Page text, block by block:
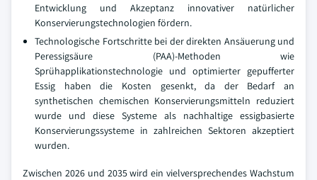
Entwicklung und Akzeptanz innovativer natürlicher
Konservierungstechnologien fördern.
Technologische Fortschritte bei der direkten Ansäuerung und
Peressigsäure (PAA)-Methoden wie
Sprühapplikationstechnologie und optimierter gepufferter
Essig haben die Kosten gesenkt, da der Bedarf an
synthetischen chemischen Konservierungsmitteln reduziert
wurde und diese Systeme als nachhaltige essigbasierte
Konservierungssysteme in zahlreichen Sektoren akzeptiert
wurden.
Zwischen 2026 und 2035 wird ein vielversprechendes Wachstum